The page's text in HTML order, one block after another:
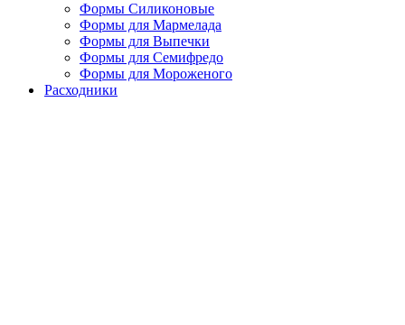
Формы Силиконовые
Формы для Мармелада
Формы для Выпечки
Формы для Семифредо
Формы для Мороженого
Расходники